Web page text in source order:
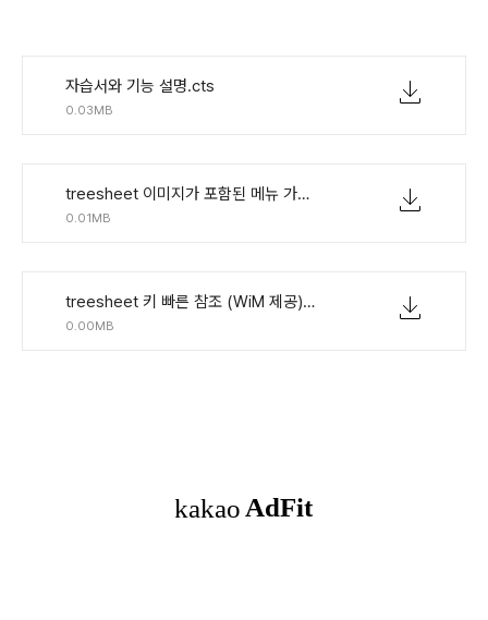
자습서와 기능 설명.cts
0.03MB
treesheet 이미지가 포함된 메뉴 가로 최종.cts
0.01MB
treesheet 키 빠른 참조 (WiM 제공) 3 게시.cts
0.00MB